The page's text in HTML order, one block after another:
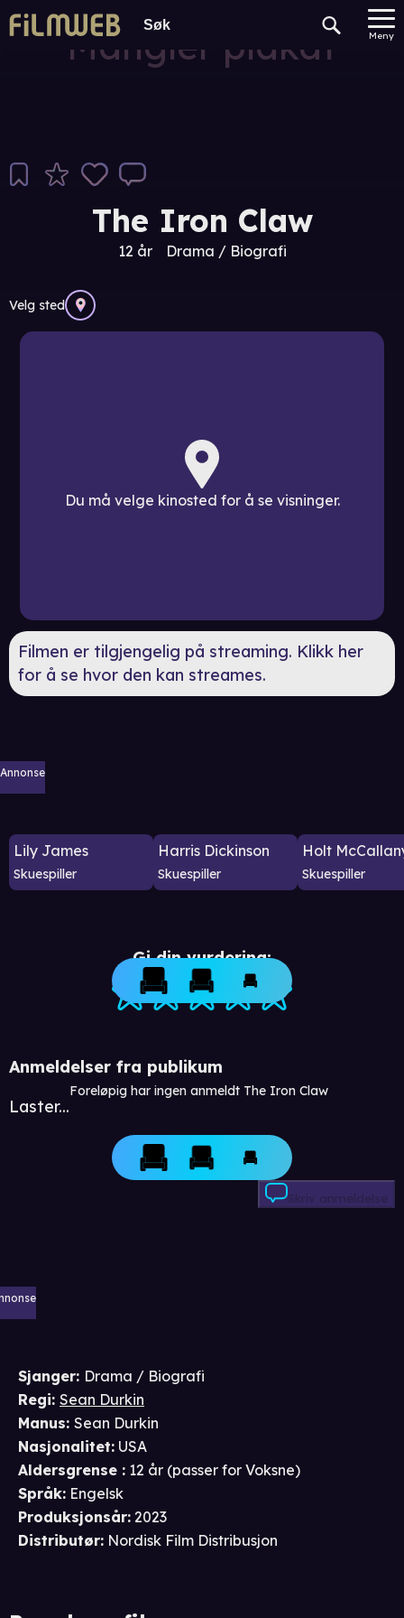
Meny
Mangler plakat
The Iron Claw
12 år Drama / Biografi
Velg sted
Du må velge kinosted for å se visninger.
Filmen er tilgjengelig på streaming. Klikk her
for å se hvor den kan streames.
Annonse
Lily James
Skuespiller
Harris Dickinson
Skuespiller
Holt
Skuespiller
Gi din vurdering:
Anmeldelser fra publikum
Laster...
Foreløpig har ingen anmeldt The Iron Claw
Skriv anmeldelse
Sjanger: Drama / Biografi
Regi: Sean Durkin
Manus: Sean Durkin
Nasjonalitet: USA
Aldersgrense : 12 år (passer for Voksne)
Språk: Engelsk
Produksjonsår: 2023
Distributør: Nordisk Film Distribusjon